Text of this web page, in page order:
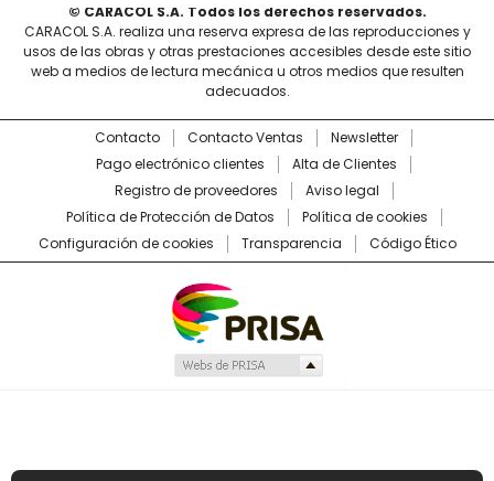
© CARACOL S.A. Todos los derechos reservados.
CARACOL S.A. realiza una reserva expresa de las reproducciones y
usos de las obras y otras prestaciones accesibles desde este sitio
web a medios de lectura mecánica u otros medios que resulten
adecuados.
Contacto Contacto Ventas
Newsletter
Pago electrónico clientes
Alta de Clientes
Registro de proveedores
Aviso legal
Política de Protección de Datos
Política de cookies
Configuración de cookies
Transparencia Código Ético